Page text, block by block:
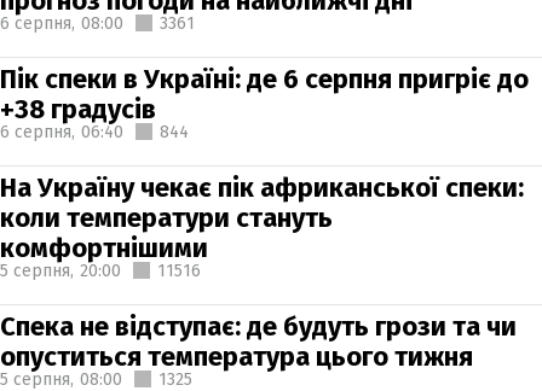
6 серпня, 08:00 3361
Пік спеки в Україні: де 6 серпня пригріє до
+38 градусів
6 серпня, 06:40 844
На Україну чекає пік африканської спеки:
коли температури стануть
комфортнішими
5 серпня, 20:00 11516
Спека не відступає: де будуть грози та чи
опуститься температура цього тижня
5 серпня, 08:00 1325